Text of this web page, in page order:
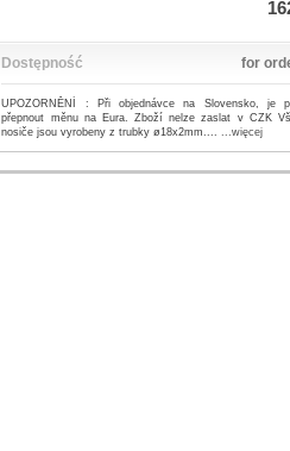
Dostępność for
UPOZORNĚNÍ : Při objednávce na Slovensko, je
přepnout měnu na Eura. Zboží nelze zaslat v CZK
nosiče jsou vyrobeny z trubky ø18x2mm.......więcej